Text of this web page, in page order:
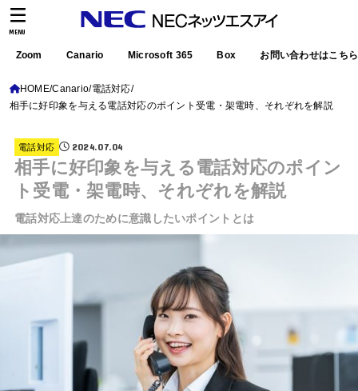
Zoom Canario Microsoft 365 Box お問い合わせはこちら
MENU
HOME Canario 電話対応
相手に好印象を与える電話対応のポイント受電・架電時、それぞれを解説
電話対応 2024.07.04
相手に好印象を与える電話対応のポイン
ト受電・架電時、それぞれを解説
電話対応上達のために意識したいポイントとは